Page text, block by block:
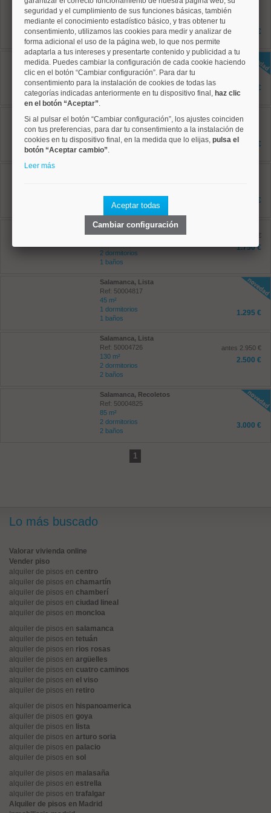
Ref: 50004795
45 m²
1 dormitorios
2 baños
1.195 €
Chamberí, Trafalgar
Ref: 50004829
96 m²
2 dormitorios
2 baños
2.200 €
Ref: 50004785
45 m²
1 dormitorios
1 baños
1.275 €
0 dormitorios
1 baños
1.700 €
Salamanca, Castellana
Ref: 50004664
2 dormitorios
1 baños
antes 1.850 €
1.750 €
Salamanca, Lista
Ref: 50004817
45 m²
1 dormitorios
1 baños
1.295 €
Salamanca, Lista
Ref: 50004726
130 m²
2 dormitorios
2 baños
antes 2.950 €
2.500 €
Salamanca, Recoletos
Ref: 50004825
85 m²
2 dormitorios
2 baños
3.000 €
1
Lo más buscado
Valorar vivienda online
Vender piso
alquiler de pisos en centro
alquiler de pisos en chamartín
alquiler de pisos en chamberí
alquiler de pisos en ciudad lineal
alquiler de pisos en moncloa
alquiler de pisos en salamanca
alquiler de pisos en tetuán
alquiler de pisos en rios rosas
alquiler de pisos en argüelles
alquiler de pisos en cuatro caminos
alquiler de pisos en el viso
alquiler de pisos en retiro
alquiler de pisos en hispanoamerica
alquiler de pisos en goya
alquiler de pisos en lista
alquiler de pisos en arturo soria
alquiler de pisos en palacio
alquiler de pisos en sol
alquiler de pisos en malasaña
alquiler de pisos en estrella
alquiler de pisos en trafalgar
Alquiler de pisos en Madrid
seguridad y el cumplimiento de sus funciones básicas, también
mediante el conocimiento estadístico básico, y tras obtener tu
consentimiento, utilizamos las cookies para medir y analizar de
forma adicional el uso de la página web, lo que nos permite
adaptarla a tus intereses y presentarte contenido y publicidad a tu
medida. Puedes cambiar la configuración de cada cookie haciendo
clic en el botón “Cambiar configuración”. Para dar tu
consentimiento para la instalación de cookies de todas las
categorías indicadas anteriormente en tu dispositivo final, haz clic
en el botón “Aceptar”.
Si al pulsar el botón “Cambiar configuración”, los ajustes coinciden
con tus preferencias, para dar tu consentimiento a la instalación de
cookies en tu dispositivo final, en la medida que lo elijas, pulsa el
botón “Aceptar cambio”.
Leer más
Aceptar todas
Cambiar configuración